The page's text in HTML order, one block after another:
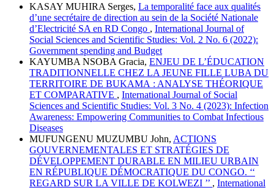
KASAY MUHIRA Serges, La temporalité face aux qualités
d’une secrétaire de direction au sein de la Société Nationale
d’Electricité SA en RD Congo , International Journal of
Social Sciences and Scientific Studies: Vol. 2 No. 6 (2022):
Government spending and Budget
KAYUMBA NSOBA Gracia, ENJEU DE L’ÉDUCATION
TRADITIONNELLE CHEZ LA JEUNE FILLE LUBA DU
TERRITOIRE DE BUKAMA : ANALYSE THÉORIQUE
ET COMPARATIVE , International Journal of Social
Sciences and Scientific Studies: Vol. 3 No. 4 (2023): Infection
Awareness: Empowering Communities to Combat Infectious
Diseases
MUFUNGENU MUZUMBU John, ACTIONS
GOUVERNEMENTALES ET STRATÉGIES DE
DÉVELOPPEMENT DURABLE EN MILIEU URBAIN
EN RÉPUBLIQUE DÉMOCRATIQUE DU CONGO. ‘‘
REGARD SUR LA VILLE DE KOLWEZI ’’ , International